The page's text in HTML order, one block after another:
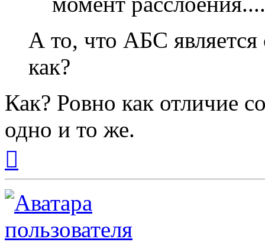
А то, что АБС является
как?
Как? Ровно как отличие
одно и то же.
началу